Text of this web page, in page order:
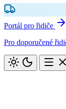
Portál pro řidiče
Pro doporučené